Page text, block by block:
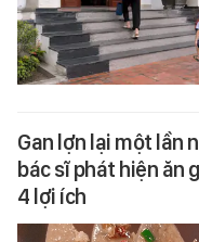
Gan lợn lại một lần
bác sĩ phát hiện ăn
4 lợi ích